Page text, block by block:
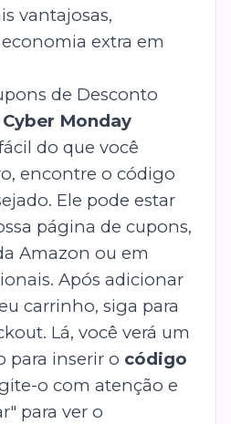
vantajosas,
extra em
de Desconto
Monday
do que você
encontre o código
Ele pode estar
página de cupons,
Amazon ou em
Após adicionar
carrinho, siga para
Lá, você verá um
para inserir o código
o com atenção e
para ver o